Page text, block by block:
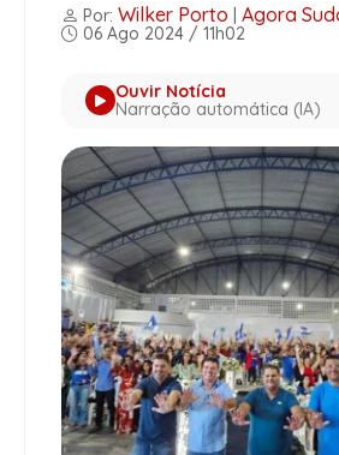
Por: Wilker Porto Agora
06 Ago 2024 / 11h02
Ouvir Notícia
Narração automática (IA)